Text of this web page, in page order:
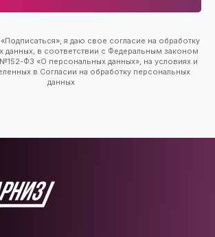
я даю свое согласие на обработку
данных, в соответствии с Федеральным законом
ФЗ «О персональных данных», на условиях и
в Согласии на обработку персональных
данных